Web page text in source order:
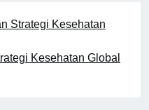
Strategi Kesehatan
Kesehatan Global